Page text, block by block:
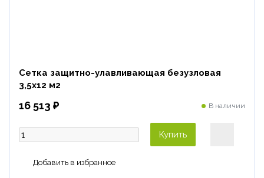
Сетка защитно-улавливающая безузловая
3,5х12 м2
16 513 ₽ В наличии
Купить